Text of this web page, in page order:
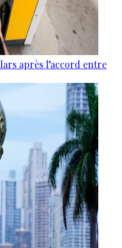
après l’accord entre